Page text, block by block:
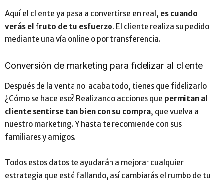
Aquí el cliente ya pasa a convertirse en real, es cuando
verás el fruto de tu esfuerzo. El cliente realiza su pedido
mediante una vía online o por transferencia.
Conversión de marketing para fidelizar al cliente
Después de la venta no acaba todo, tienes que fidelizarlo
¿Cómo se hace eso? Realizando acciones que permitan al
cliente sentirse tan bien con su compra, que vuelva a
nuestro marketing. Y hasta te recomiende con sus
familiares y amigos.
Todos estos datos te ayudarán a mejorar cualquier
estrategia que esté fallando, así cambiarás el rumbo de tu